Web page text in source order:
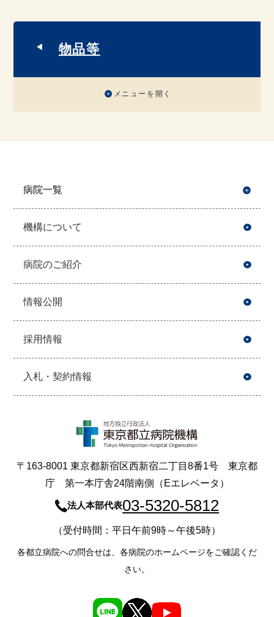
物品等
メニューを開く
病院一覧
機構について
病院のご紹介
情報公開
採用情報
入札・契約情報
〒163-8001 東京都新宿区西新宿二丁目8番1号 東京都
庁 第一本庁舎24階南側（Eエレベータ）
法人本部代表03-5320-5812
（受付時間：平日午前9時～午後5時）
各都立病院への問合せは、各病院のホームページをご確認くだ
さい。